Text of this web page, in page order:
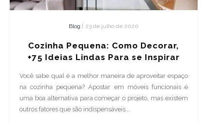
Blog | 23 de julho de 2020
Cozinha Pequena: Como Decorar,
+75 Ideias Lindas Para se Inspirar
Você sabe qual é a melhor maneira de aproveitar espaço
na cozinha pequena? Apostar em móveis funcionais é
uma boa alternativa para começar o projeto, mas existem
outros fatores que são indispensáveis...